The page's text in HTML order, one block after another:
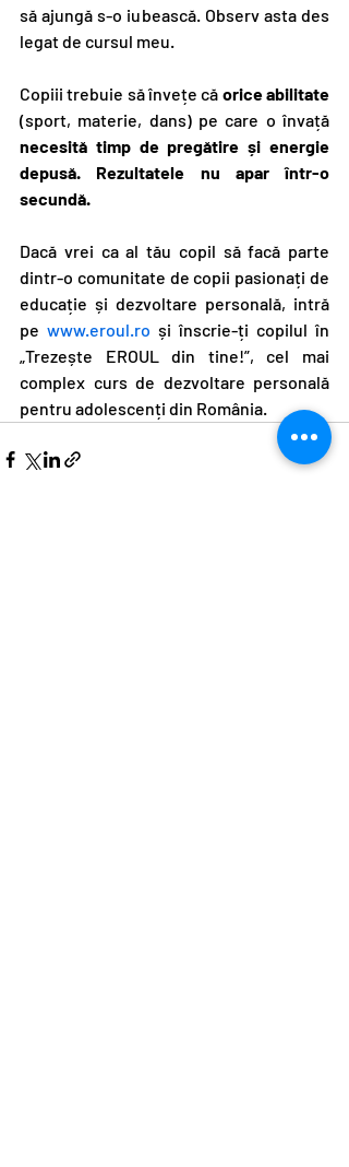
să ajungă s-o iubească. Observ asta des
legat de cursul meu.
Copiii trebuie să învețe că orice abilitate
necesită timp de pregătire și energie
depusă. Rezultatele nu apar într-o
secundă.
Dacă vrei ca al tău copil să facă parte
dintr-o comunitate de copii pasionați de
educație și dezvoltare personală, intră
pe www.eroul.ro și înscrie-ți copilul în
„Trezește EROUL din tine!”, cel mai
complex curs de dezvoltare personală
pentru adolescenți din România.